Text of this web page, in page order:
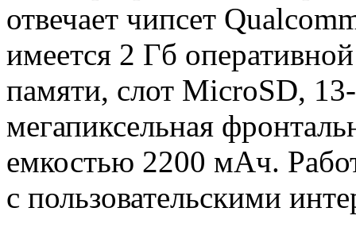
отвечает чипсет
имеется 2 Гб
памяти, слот MicroSD,
мегапиксельная
емкостью 2200 мАч.
с пользовательскими